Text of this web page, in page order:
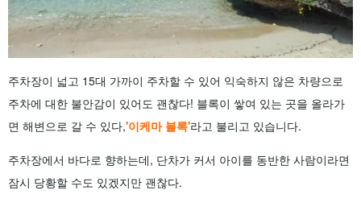
주차장이 넓고 15대 가까이 주차할 수 있어 익숙하지 않은 차량으로
주차에 대한 불안감이 있어도 괜찮다! 블록이 쌓여 있는 곳을 올라가
면 해변으로 갈 수 있다,'이케마 블록'라고 불리고 있습니다.
주차장에서 바다로 향하는데, 단차가 커서 아이를 동반한 사람이라면
잠시 당황할 수도 있겠지만 괜찮다.